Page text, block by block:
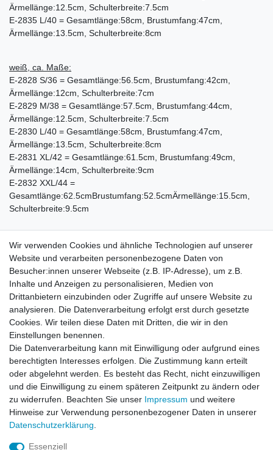
Ärmellänge:12.5cm, Schulterbreite:7.5cm
E-2835 L/40 = Gesamtlänge:58cm, Brustumfang:47cm,
Ärmellänge:13.5cm, Schulterbreite:8cm
weiß, ca. Maße:
E-2828 S/36 = Gesamtlänge:56.5cm, Brustumfang:42cm,
Ärmellänge:12cm, Schulterbreite:7cm
E-2829 M/38 = Gesamtlänge:57.5cm, Brustumfang:44cm,
Ärmellänge:12.5cm, Schulterbreite:7.5cm
E-2830 L/40 = Gesamtlänge:58cm, Brustumfang:47cm,
Ärmellänge:13.5cm, Schulterbreite:8cm
E-2831 XL/42 = Gesamtlänge:61.5cm, Brustumfang:49cm,
Ärmellänge:14cm, Schulterbreite:9cm
E-2832 XXL/44 =
Gesamtlänge:62.5cmBrustumfang:52.5cmÄrmellänge:15.5cm,
Schulterbreite:9.5cm
lachs, ca. Maße:
E-2838 S/36 = Gesamtlänge:56.5cm, Brustumfang:41.5cm,
Ärmellänge:11cm, Schulterbreite:6cm
E-2839 M/38 = Gesamtlänge:57.5cm, Brustumfang:44cm,
Ärmellänge:12.5cm, Schulterbreite:7.5cm
E-2840 L/40 = Gesamtlänge:58cm, Brustumfang:47cm,
Ärmellänge:13.5cm, Schulterbreite:8cm
E-2841 XL/42 = Gesamtlänge: 61.5cm, Brustumfang:49cm,
Ärmellänge:14cm, Schulterbreite:9cm
E-2842 XXL/44 = Gesamtlänge:62.5cm, Brustumfang:52.5cm,
Ärmellänge:15.5cm, Schulterbreite:9.5cm
Wir verwenden Cookies und ähnliche Technologien auf unserer
Website und verarbeiten personenbezogene Daten von
Besucher:innen unserer Webseite (z.B. IP-Adresse), um z.B.
Inhalte und Anzeigen zu personalisieren, Medien von
Drittanbietern einzubinden oder Zugriffe auf unsere Website zu
analysieren. Die Datenverarbeitung erfolgt erst durch gesetzte
Cookies. Wir teilen diese Daten mit Dritten, die wir in den
Einstellungen benennen.
Die Datenverarbeitung kann mit Einwilligung oder aufgrund eines
berechtigten Interesses erfolgen. Die Zustimmung kann erteilt
oder abgelehnt werden. Es besteht das Recht, nicht einzuwilligen
und die Einwilligung zu einem späteren Zeitpunkt zu ändern oder
zu widerrufen. Beachten Sie unser Impressum und weitere
Hinweise zur Verwendung personenbezogener Daten in unserer
Daten­schutz­erklärung
Essenziell